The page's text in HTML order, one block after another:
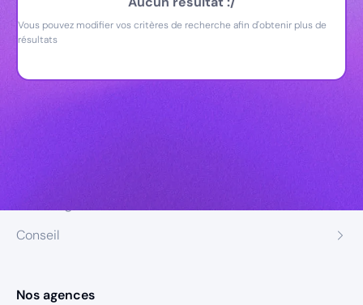
Vous pouvez modifier vos critères de recherche afin d'obtenir plus de
résultats
Conseil
Nos agences